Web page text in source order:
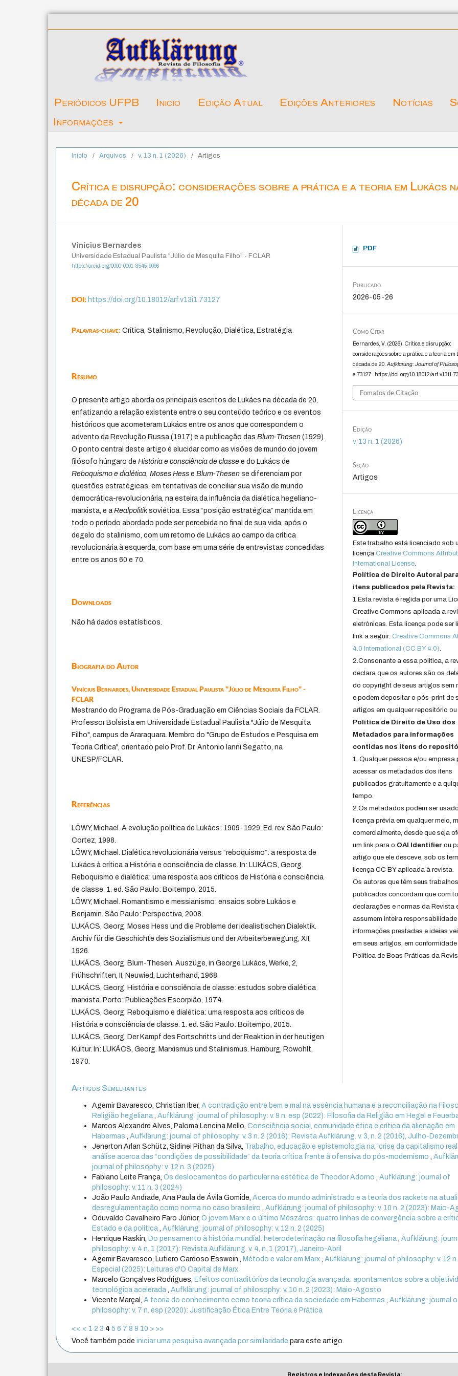
Periódicos UFPB Inicio Edição Atual Edições Anteriores Notícias
Informações
Início / Arquivos / v. 13 n. 1 (2026) / Artigos
Crítica e disrupção: considerações sobre a prática e a teoria em Lukács
década de 20
Vinícius Bernardes
Universidade Estadual Paulista "Júlio de Mesquita Filho" - FCLAR
https://orcid.org/0000-0001-8545-9096
DOI:https://doi.org/10.18012/arf.v13i1.73127
Palavras-chave:Crítica, Stalinismo, Revolução, Dialética, Estratégia
Resumo
O presente artigo aborda os principais escritos de Lukács na década de 20,
enfatizando a relação existente entre o seu conteúdo teórico e os eventos
históricos que acometeram Lukács entre os anos que correspondem o
advento da Revolução Russa (1917) e a publicação dasBlum-Thesen(1929).
O ponto central deste artigo é elucidar como as visões de mundo do jovem
filósofo húngaro deHistória e consciência de classee do Lukács de
Reboquismo e dialética, Moses HesseBlum-Thesense diferenciam por
questões estratégicas, em tentativas de conciliar sua visão de mundo
democrática-revolucionária, na esteira da influência da dialética hegeliano-
marxista, e aRealpolitiksoviética. Essa “posição estratégica” mantida em
todo o período abordado pode ser percebida no final de sua vida, após o
degelo do stalinismo, com um retorno de Lukács ao campo da crítica
revolucionária à esquerda, com base em uma série de entrevistas concedidas
entre os anos 60 e 70.
Downloads
Não há dados estatísticos.
Biografia do Autor
Vinícius Bernardes,Universidade Estadual Paulista "Júlio de Mesquita Filho" -
FCLAR
Mestrando do Programa de Pós-Graduação em Ciências Sociais da FCLAR.
Professor Bolsista em Universidade Estadual Paulista "Júlio de Mesquita
Filho", campus de Araraquara. Membro do "Grupo de Estudos e Pesquisa em
Teoria Crítica", orientado pelo Prof. Dr. Antonio Ianni Segatto, na
UNESP/FCLAR.
Referências
LÖWY, Michael. A evolução política de Lukács: 1909-1929. Ed. rev. São Paulo:
Cortez, 1998.
LÖWY, Michael. Dialética revolucionária versus “reboquismo”: a resposta de
Lukács à crítica a História e consciência de classe. In: LUKÁCS, Georg.
Reboquismo e dialética: uma resposta aos críticos de História e consciência
de classe. 1. ed. São Paulo: Boitempo, 2015.
LÖWY, Michael. Romantismo e messianismo: ensaios sobre Lukács e
Benjamin. São Paulo: Perspectiva, 2008.
LUKÁCS, Georg. Moses Hess und die Probleme der idealistischen Dialektik.
Archiv für die Geschichte des Sozialismus und der Arbeiterbewegung, XII,
1926.
LUKÁCS, Georg. Blum-Thesen. Auszüge, in George Lukács, Werke, 2,
Frühschriften, II, Neuwied, Luchterhand, 1968.
LUKÁCS, Georg. História e consciência de classe: estudos sobre dialética
marxista. Porto: Publicações Escorpião, 1974.
LUKÁCS, Georg. Reboquismo e dialética: uma resposta aos críticos de
História e consciência de classe. 1. ed. São Paulo: Boitempo, 2015.
LUKÁCS, Georg. Der Kampf des Fortschritts und der Reaktion in der heutigen
Kultur. In: LUKÁCS, Georg. Marxismus und Stalinismus. Hamburg, Rowohlt,
1970.
PDF
Publicado
2026-05-26
Como Citar
Bernardes, V. (2026). Crítica e disrupção:
considerações sobre a prática e a teoria em
década de 20.Aufklärung: Journal of
e.73127 . https://doi.org/10.18012/
Fomatos de Citação
Edição
v. 13 n. 1 (2026)
Seção
Artigos
Licença
Este trabalho está licenciado sob
licençaCreative Commons
International License.
Política de Direito Autoral
itens publicados pela Revista:
1.Esta revista é regida por uma
Creative Commons aplicada a
eletrônicas. Esta licença pode ser
link a seguir:Creative Commons
4.0 International (CC BY 4.0).
2.Consonante a essa politica, a
declara que os autores são os
do copyright de seus artigos sem
e podem depositar o pós-print de
artigos em qualquer repositório ou
Política de Direito de Uso dos
Metadados para informações
contidas nos itens do
1. Qualquer pessoa e/ou empresa
acessar os metadados dos itens
publicados gratuitamente e a
tempo.
2.Os metadados podem ser
licença prévia em qualquer meio,
comercialmente, desde que seja
um link para o OAI Identifier ou
artigo que ele desceve, sob os
licença CC BY aplicada à revista.
Os autores que têm seus trabalhos
publicados concordam que com
declarações e normas da Revista
assumem inteira responsabilidade
informações prestadas e ideias
em seus artigos, em
Política de Boas Práticas da
Artigos Semelhantes
Agemir Bavaresco, Christian Iber,A contradição entre bem e mal na essência humana e a reconciliação na
Religião hegeliana,Aufklärung: journal of philosophy: v. 9 n. esp (2022): Filosofia da Religião em Hegel e
Marcos Alexandre Alves, Paloma Lencina Mello,Consciência social, comunidade ética e crítica da alienação em
Habermas,Aufklärung: journal of philosophy: v. 3 n. 2 (2016): Revista Aufklärung. v. 3, n. 2 (2016), Julho-
Jenerton Arlan Schütz, Sidinei Pithan da Silva, Trabalho, educação e epistemologia na “crise da capitalismo
análise acerca das “condições de possibilidade” da teoria crítica frente à ofensiva do pós-modernismo,
journal of philosophy: v. 12 n. 3 (2025)
Fabiano Leite França,Os deslocamentos do particular na estética de Theodor Adorno,Aufklärung: journal of
philosophy: v. 11 n. 3 (2024)
João Paulo Andrade, Ana Paula de Ávila Gomide,Acerca do mundo administrado e a teoria dos rackets na
desregulamentação como norma no caso brasileiro,Aufklärung: journal of philosophy: v. 10 n. 2 (2023): Maio-
Oduvaldo Cavalheiro Faro Júnior,O jovem Marx e o último Mészáros: quatro linhas de convergência sobre a
Estado e da política,Aufklärung: journal of philosophy: v. 12 n. 2 (2025)
Henrique Raskin, Do pensamento à história mundial: heterodeterinação na filosofia hegeliana,Aufklärung:
philosophy: v. 4 n. 1 (2017): Revista Aufklärung. v. 4, n. 1 (2017), Janeiro-Abril
Agemir Bavaresco, Lutiero Cardoso Esswein , Método e valor em Marx,Aufklärung: journal of philosophy: v. 12 n.
Especial (2025): Leituras d'O Capital de Marx
Marcelo Gonçalves Rodrigues, Efeitos contraditórios da tecnologia avançada: apontamentos sobre a
tecnológica acelerada,Aufklärung: journal of philosophy: v. 10 n. 2 (2023): Maio-Agosto
Vicente Marçal,A teoria do conhecimento como teoria crítica da sociedade em Habermas,Aufklärung: journal
philosophy: v. 7 n. esp (2020): Justificação Ética Entre Teoria e Prática
<< < 1 2 3 4 5 6 7 8 9 10 > >>
Você também podeiniciar uma pesquisa avançada por similaridade para este artigo.
Registros e Indexações desta Revista: